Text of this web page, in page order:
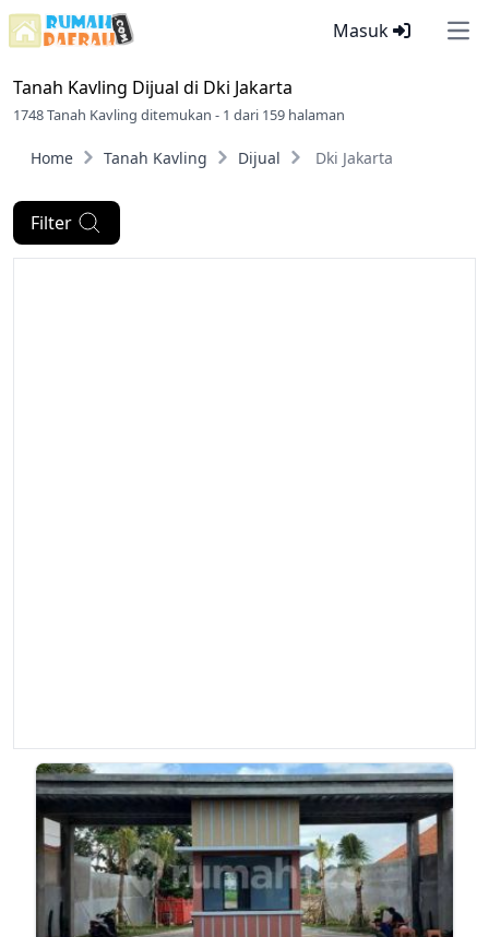
Masuk
Tanah Kavling Dijual di Dki Jakarta
1748 Tanah Kavling ditemukan - 1 dari 159 halaman
Home Tanah Kavling Dijual Dki Jakarta
Filter